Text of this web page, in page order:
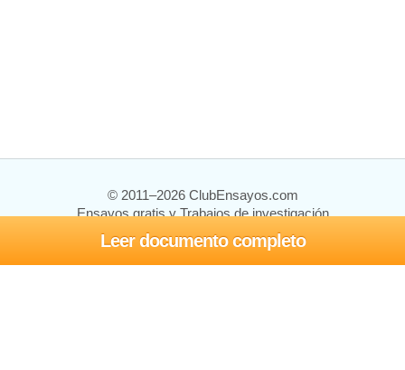
Leer documento completo
© 2011–2026 ClubEnsayos.com
Ensayos gratis y Trabajos de investigación